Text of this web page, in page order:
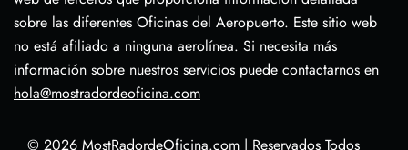
sobre las diferentes Oficinas del Aeropuerto. Este sitio web
no está afiliado a ninguna aerolínea. Si necesita más
información sobre nuestros servicios puede contactarnos en
hola@mostradordeoficina.com
© 2026 MostRadordeOficina.com | Reservados Todos